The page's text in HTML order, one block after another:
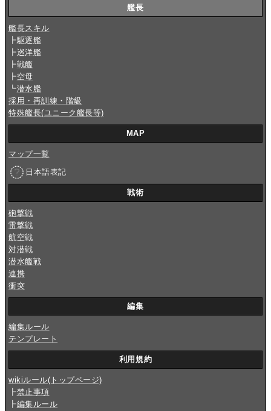
艦長
艦長スキル
┣駆逐艦
┣巡洋艦
┣戦艦
┣空母
┗潜水艦
採用・再訓練・階級
特殊艦長(ユニーク艦長等)
MAP
マップ一覧
日本語表記
戦術
砲撃戦
雷撃戦
航空戦
対潜戦
潜水艦戦
連携
衝突
編集
編集ルール
テンプレート
利用規約
wikiルール(トップページ)
┣禁止事項
┣編集ルール